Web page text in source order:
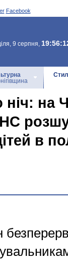
Facebook
9 серпня,
на
в